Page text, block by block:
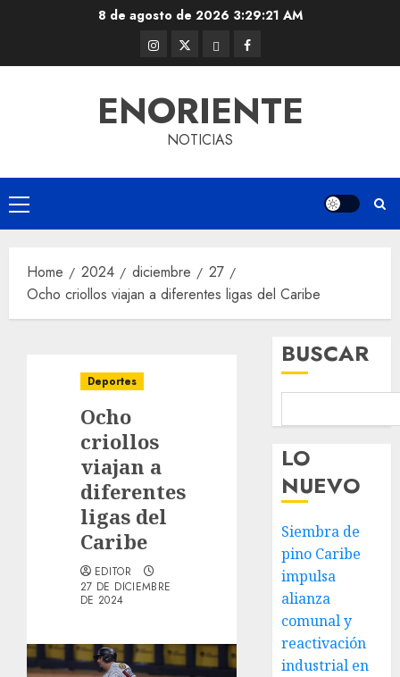
8 de agosto de 2026 3:29:22 AM
Instagram
@EnOriente
Twitter
(X)
ThreadsFacebook
ENORIENTE
NOTICIAS
Primary
Menu
Home 2024 diciembre
27
Ocho criollos viajan a diferentes ligas del Caribe
Deportes
Ocho
criollos
viajan a
diferentes
ligas del
Caribe
EDITOR
27 DE DICIEMBRE
DE 2024
BUSCAR
LO
NUEVO
Siembra de
pino Caribe
impulsa
alianza
comunal y
reactivación
industrial en